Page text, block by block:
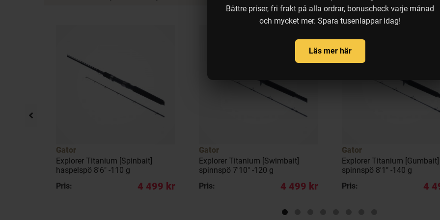
Bättre priser, fri frakt på alla ordrar, bonuscheck varje månad
och mycket mer. Spara tusenlappar idag!
Läs mer här
Gator
Explorer Titanium [Spinbait]
haspelspö 8'6" -110 g
Pris:
4 499 kr
Gator
Explorer Titanium [Swimbait]
spinnspö 7'10" -120 g
Pris:
4 499 kr
Gator
Explorer Titanium [Gumbait]
spinnspö 8'1" -140 g
Pris:
4